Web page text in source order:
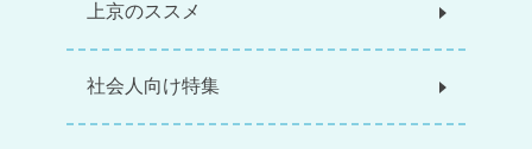
上京のススメ
社会人向け特集